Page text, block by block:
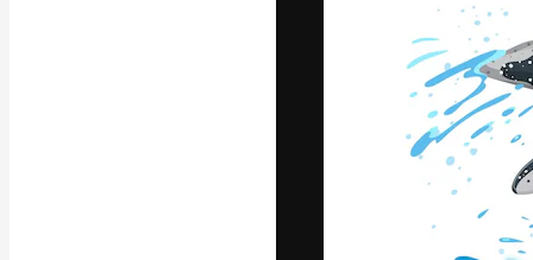
La plateforme
vos meilleurs
d’abonnés :
studios.
Français